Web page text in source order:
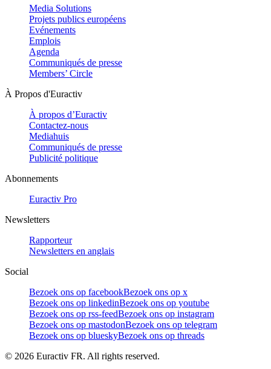
Media Solutions
Projets publics européens
Evénements
Emplois
Agenda
Communiqués de presse
Members’ Circle
À Propos d'Euractiv
À propos d’Euractiv
Contactez-nous
Mediahuis
Communiqués de presse
Publicité politique
Abonnements
Euractiv Pro
Newsletters
Rapporteur
Newsletters en anglais
Social
Bezoek ons op facebookBezoek ons op x
Bezoek ons op linkedinBezoek ons op youtube
Bezoek ons op rss-feedBezoek ons op instagram
Bezoek ons op mastodonBezoek ons op telegram
Bezoek ons op blueskyBezoek ons op threads
© 2026 Euractiv FR. All rights reserved.